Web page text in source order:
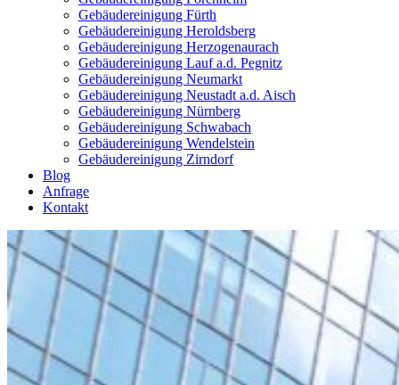
Gebäudereinigung Fürth
Gebäudereinigung Heroldsberg
Gebäudereinigung Herzogenaurach
Gebäudereinigung Lauf a.d. Pegnitz
Gebäudereinigung Neumarkt
Gebäudereinigung Neustadt a.d. Aisch
Gebäudereinigung Nürnberg
Gebäudereinigung Schwabach
Gebäudereinigung Wendelstein
Gebäudereinigung Zirndorf
Blog
Anfrage
Kontakt